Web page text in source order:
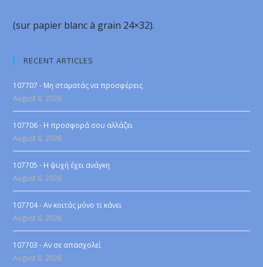
(sur papier blanc à grain 24×32).
RECENT ARTICLES
107707 - Μη σταματάς να προσφέρεις
August 8, 2026
107706 - Η προσφορά σου αλλάζει
August 8, 2026
107705 - Η ψυχή έχει ανάγκη
August 8, 2026
107704 - Αν κοιτάς μόνο τι κάνει
August 8, 2026
107703 - Αν σε απασχολεί
August 8, 2026